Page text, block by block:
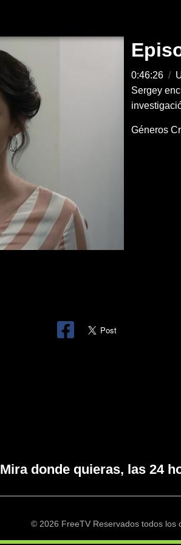
0:46:26 /
Sergey
Géneros
Mira donde quieras, las 24
© 2026 FreeTV Reservados todos los